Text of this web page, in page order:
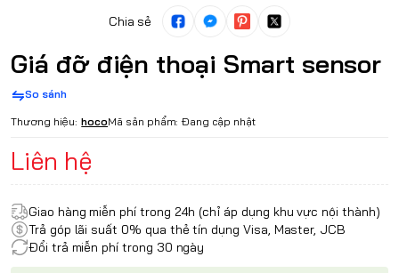
Chia sẻ
Giá đỡ điện thoại Smart sensor
So sánh
Thương hiệu: hocoMã sản phẩm: Đang cập nhật
Liên hệ
Giao hàng miễn phí trong 24h (chỉ áp dụng khu vực nội thành)
Trả góp lãi suất 0% qua thẻ tín dụng Visa, Master, JCB
Đổi trả miễn phí trong 30 ngày